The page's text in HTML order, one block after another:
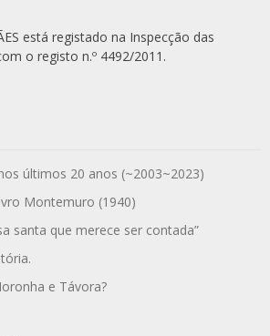
está registado na Inspecção das
o registo n.º 4492/2011.
últimos 20 anos (~2003~2023)
Montemuro (1940)
santa que merece ser contada”
e Távora?